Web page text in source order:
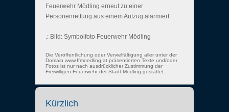
Feuerwehr Mödling erneut zu einer
Personenrettung aus einem Aufzug alarmiert.
.: Bild: Symbolfoto Feuerwehr Mödling
Die Veröffentlichung oder Vervielfältigung aller unter der
Domain www.ffmoedling.at präsentierten Texte und/oder
Fotos ist nur nach ausdrücklicher Zustimmung der
Freiwilligen Feuerwehr der Stadt Mödling gestattet.
Kürzlich